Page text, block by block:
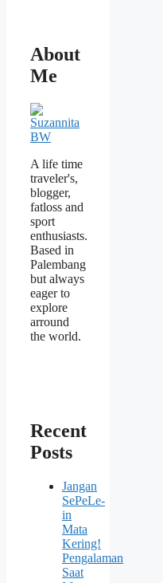
About
Me
A life time
traveler's,
blogger,
fatloss and
sport
enthusiasts.
Based in
Palembang
but always
eager to
explore
arround
the world.
Recent
Posts
Jangan
SePeLe-
in
Mata
Kering!
Pengalaman
Saat